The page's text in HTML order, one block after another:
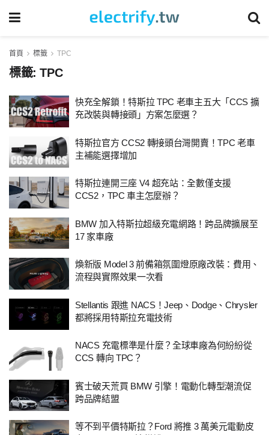
首頁 標籤 TPC
標籤:TPC
快充全解鎖！特斯拉 TPC 老車主五大「CCS 擴
充改裝與轉接頭」方案怎麼選？
特斯拉官方 CCS2 轉接頭台灣開賣！TPC 老車
主補能選擇增加
特斯拉連開三座 V4 超充站：全數僅支援
CCS2，TPC 車主怎麼辦？
BMW 加入特斯拉超級充電網路！跨品牌擴展至
17 家車廠
煥新版 Model 3 前備箱氛圍燈原廠改裝：費用、
流程與實際效果一次看
Stellantis 跟進 NACS！Jeep、Dodge、Chrysler
都將採用特斯拉充電技術
NACS 充電標準是什麼？全球車廠為何紛紛從
CCS 轉向 TPC？
賓士破天荒買 BMW 引擎！電動化轉型潮流促
跨品牌結盟
等不到平價特斯拉？Ford 將推 3 萬美元電動皮